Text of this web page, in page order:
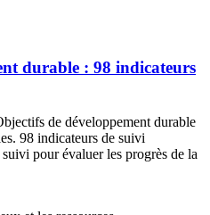
durable : 98 indicateurs
de développement durable
98 indicateurs de suivi
pour évaluer les progrès de la